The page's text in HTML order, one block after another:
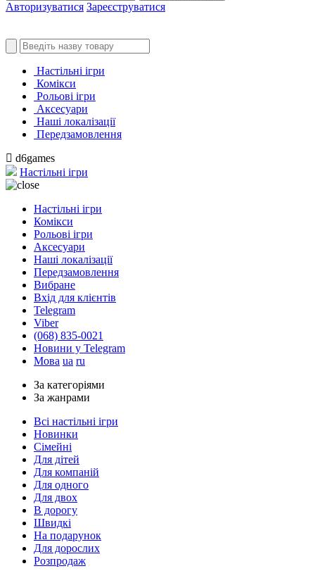
Авторизуватися Зареєструватися
Настільні ігри
Комікси
Рольові ігри
Аксесуари
Наші локалізації
Передзамовлення
d6games
Настільні ігри
Настільні ігри
Комікси
Рольові ігри
Аксесуари
Наші локалізації
Передзамовлення
Вибране
Вхід для клієнтів
Telegram
Viber
(068) 835-0021
Новини у Telegram
Мова ua ru
За категоріями
За жанрами
Всі настільні ігри
Новинки
Сімейні
Для дітей
Для компаній
Для одного
Для двох
В дорогу
Швидкі
На подарунок
Для дорослих
Розпродаж